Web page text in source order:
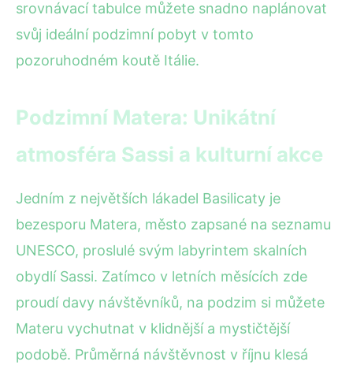
srovnávací tabulce můžete snadno naplánovat
svůj ideální podzimní pobyt v tomto
pozoruhodném koutě Itálie.
Podzimní Matera: Unikátní
atmosféra Sassi a kulturní akce
Jedním z největších lákadel Basilicaty je
bezesporu Matera, město zapsané na seznamu
UNESCO, proslulé svým labyrintem skalních
obydlí Sassi. Zatímco v letních měsících zde
proudí davy návštěvníků, na podzim si můžete
Materu vychutnat v klidnější a mystičtější
podobě. Průměrná návštěvnost v říjnu klesá